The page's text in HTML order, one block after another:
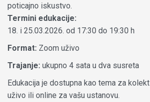
poticajno iskustvo.
Termini edukacije:
18. i 25.03.2026. od 17:30 do 19:30 h
Format: Zoom uživo
Trajanje: ukupno 4 sata u dva susreta
Edukacija je dostupna kao tema za
uživo ili online za vašu ustanovu.